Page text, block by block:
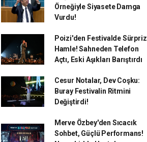
Örneğiyle Siyasete Damga
Vurdu!
Poizi'den Festivalde Sürpriz
Hamle! Sahneden Telefon
Açtı, Eski Aşıkları Barıştırdı
Cesur Notalar, Dev Coşku:
Buray Festivalin Ritmini
Değiştirdi!
Merve Özbey'den Sıcacık
Sohbet, Güçlü Performans!